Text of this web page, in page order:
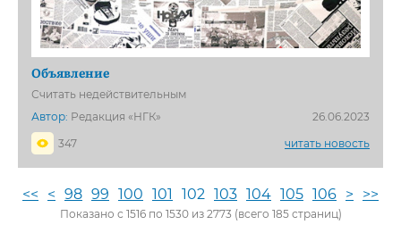
Объявление
Считать недействительным
Автор: Редакция «НГК»
26.06.2023
347
читать новость
<< < 98 99 100 101 102 103 104 105 106 > >>
Показано с 1516 по 1530 из 2773 (всего 185 страниц)